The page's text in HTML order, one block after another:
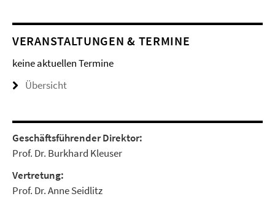
VERANSTALTUNGEN & TERMINE
keine aktuellen Termine
Übersicht
Geschäftsführender Direktor:
Prof. Dr. Burkhard Kleuser
Vertretung:
Prof. Dr. Anne Seidlitz